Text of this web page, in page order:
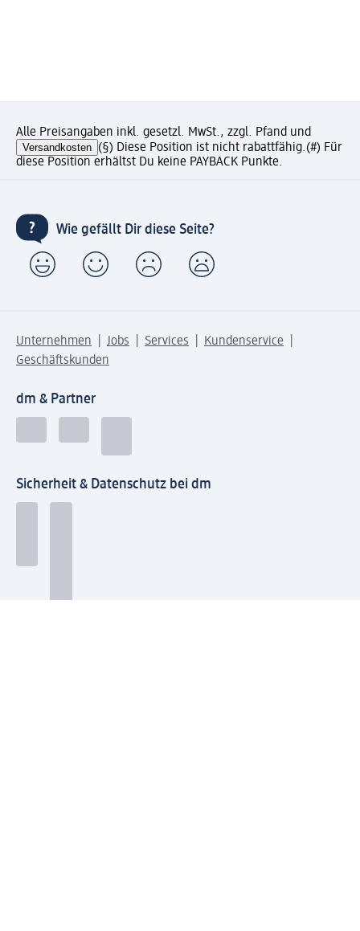
Alle Preisangaben inkl. gesetzl. MwSt., zzgl. Pfand und
Versandkosten (§) Diese Position ist nicht rabattfähig.(#) Für
diese Position erhältst Du keine PAYBACK Punkte.
Wie gefällt Dir diese Seite?
Unternehmen Jobs Services
Kundenservice
Geschäftskunden
dm & Partner
Sicherheit & Datenschutz bei dm